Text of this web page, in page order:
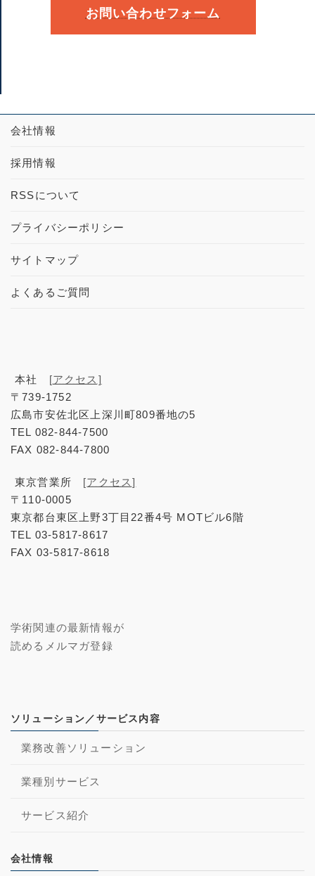
お問い合わせフォーム
会社情報
採用情報
RSSについて
プライバシーポリシー
サイトマップ
よくあるご質問
本社 [アクセス]
〒739-1752
広島市安佐北区上深川町809番地の5
TEL 082-844-7500
FAX 082-844-7800
東京営業所 [アクセス]
〒110-0005
東京都台東区上野3丁目22番4号 MOTビル6階
TEL 03-5817-8617
FAX 03-5817-8618
学術関連の最新情報が
読めるメルマガ登録
ソリューション／サービス内容
業務改善ソリューション
業種別サービス
サービス紹介
会社情報